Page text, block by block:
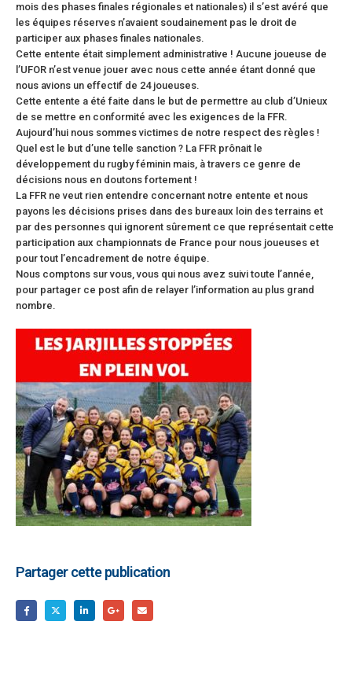
mois des phases finales régionales et nationales) il s’est avéré que
les équipes réserves n’avaient soudainement pas le droit de
participer aux phases finales nationales.
Cette entente était simplement administrative ! Aucune joueuse de
l’UFOR n’est venue jouer avec nous cette année étant donné que
nous avions un effectif de 24 joueuses.
Cette entente a été faite dans le but de permettre au club d’Unieux
de se mettre en conformité avec les exigences de la FFR.
Aujourd’hui nous sommes victimes de notre respect des règles !
Quel est le but d’une telle sanction ? La FFR prônait le
développement du rugby féminin mais, à travers ce genre de
décisions nous en doutons fortement !
La FFR ne veut rien entendre concernant notre entente et nous
payons les décisions prises dans des bureaux loin des terrains et
par des personnes qui ignorent sûrement ce que représentait cette
participation aux championnats de France pour nous joueuses et
pour tout l’encadrement de notre équipe.
Nous comptons sur vous, vous qui nous avez suivi toute l’année,
pour partager ce post afin de relayer l’information au plus grand
nombre.
Partager cette publication